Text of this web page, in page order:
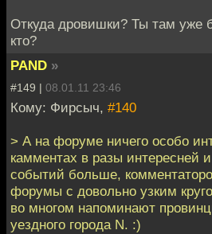
Откуда дровишки? Ты там уже
кто?
PAND »
#149 | 08.01.11 23:46
Кому: Фирсыч, #140
> А на форуме ничего особо
камментах в разы интересней
событий больше,
форумы с довольно узким
во многом напоминают
уездного города N. :)